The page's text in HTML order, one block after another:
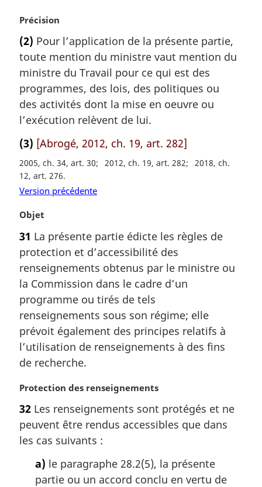
N
t
e
m
a
r
g
i
a
l
e
:
Précision
(2) Pour l’application de la présente partie,
toute mention du ministre vaut mention du
ministre du Travail pour ce qui est des
programmes, des lois, des politiques ou
des activités dont la mise en oeuvre ou
l’exécution relèvent de lui.
(3) [Abrogé, 2012, ch. 19, art. 282]
2005, ch. 34, art. 30 2012, ch. 19, art. 282
2018, ch.
12, art. 276
Version précédente
N
t
e
m
a
g
i
n
a
e
:
Objet
31 La présente partie édicte les règles de
protection et d’accessibilité des
renseignements obtenus par le ministre ou
la Commission dans le cadre d’un
programme ou tirés de tels
renseignements sous son régime; elle
prévoit également des principes relatifs à
l’utilisation de renseignements à des fins
de recherche.
N
t
e
m
Protection des renseignements
32 Les renseignements sont protégés et ne
peuvent être rendus accessibles que dans
les cas suivants :
a) le paragraphe 28.2(5), la présente
partie ou un accord conclu en vertu de